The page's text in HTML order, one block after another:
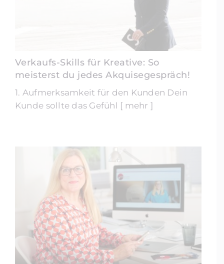
Verkaufs-Skills für Kreative: So
meisterst du jedes Akquisegespräch!
1. Aufmerksamkeit für den Kunden Dein
Kunde sollte das Gefühl [ mehr ]